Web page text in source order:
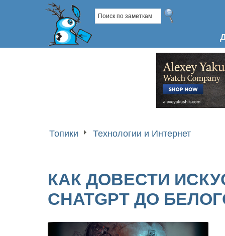
Топики Технологии и Интернет
КАК ДОВЕСТИ
CHATGPT ДО